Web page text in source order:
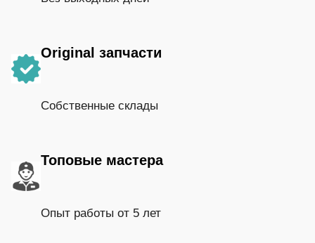
Original запчасти
Собственные склады
Топовые мастера
Опыт работы от 5 лет